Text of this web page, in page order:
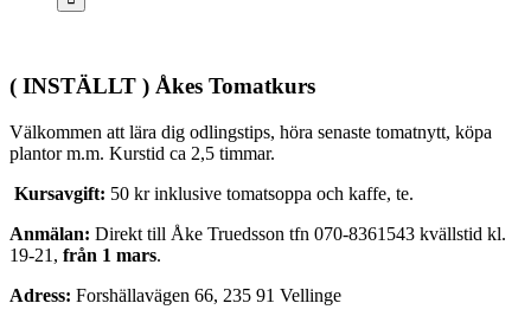
( INSTÄLLT ) Åkes Tomatkurs
Välkommen att lära dig odlingstips, höra senaste tomatnytt, köpa
plantor m.m. Kurstid ca 2,5 timmar.
Kursavgift: 50 kr inklusive tomatsoppa och kaffe, te.
Anmälan: Direkt till Åke Truedsson tfn 070-8361543 kvällstid kl.
19-21, från 1 mars.
Adress: Forshällavägen 66, 235 91 Vellinge